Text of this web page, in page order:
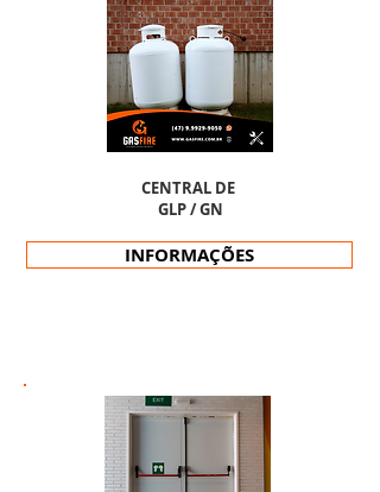
INFORMAÇÕES
CENTRAL DE
GLP / GN